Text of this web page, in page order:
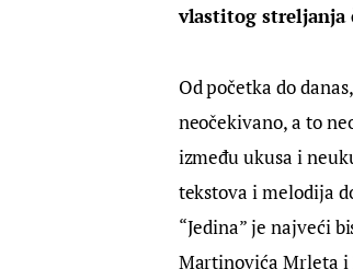
vlastitog streljanja
Od početka do
neočekivano, a to
između ukusa i
tekstova i melodija
“Jedina” je najveći
Martinovića Mrleta i